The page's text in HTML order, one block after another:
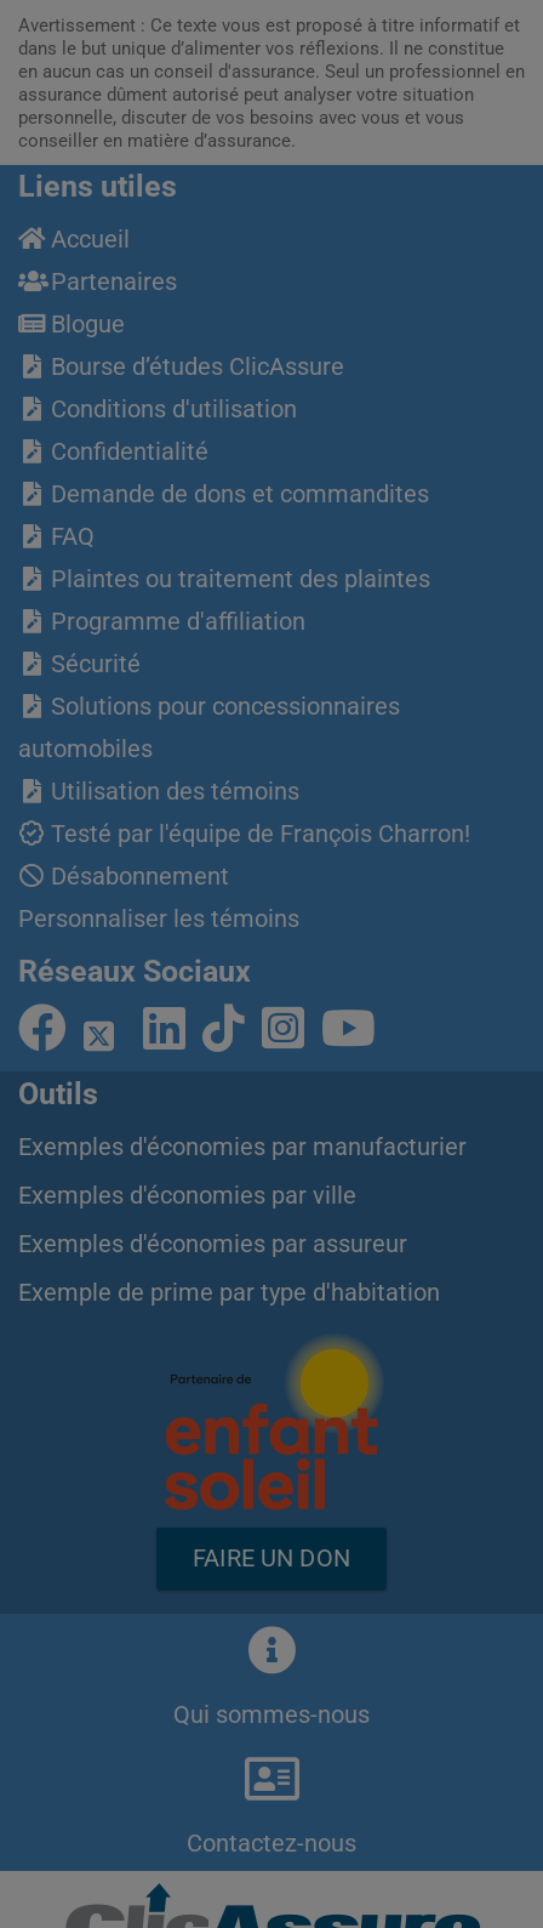
Avertissement : Ce texte vous est proposé à titre informatif et
dans le but unique d’alimenter vos réflexions. Il ne constitue
en aucun cas un conseil d'assurance. Seul un professionnel en
assurance dûment autorisé peut analyser votre situation
personnelle, discuter de vos besoins avec vous et vous
conseiller en matière d’assurance.
Liens utiles
Accueil
Partenaires
Blogue
Bourse d’études ClicAssure
Conditions d'utilisation
Confidentialité
Demande de dons et commandites
FAQ
Plaintes ou traitement des plaintes
Programme d'affiliation
Sécurité
Solutions pour concessionnaires
automobiles
Utilisation des témoins
Testé par l'équipe de François Charron!
Désabonnement
Personnaliser les témoins
Réseaux Sociaux
Outils
Exemples d'économies par manufacturier
Exemples d'économies par ville
Exemples d'économies par assureur
Exemple de prime par type d'habitation
FAIRE UN DON
Qui sommes-nous
Contactez-nous